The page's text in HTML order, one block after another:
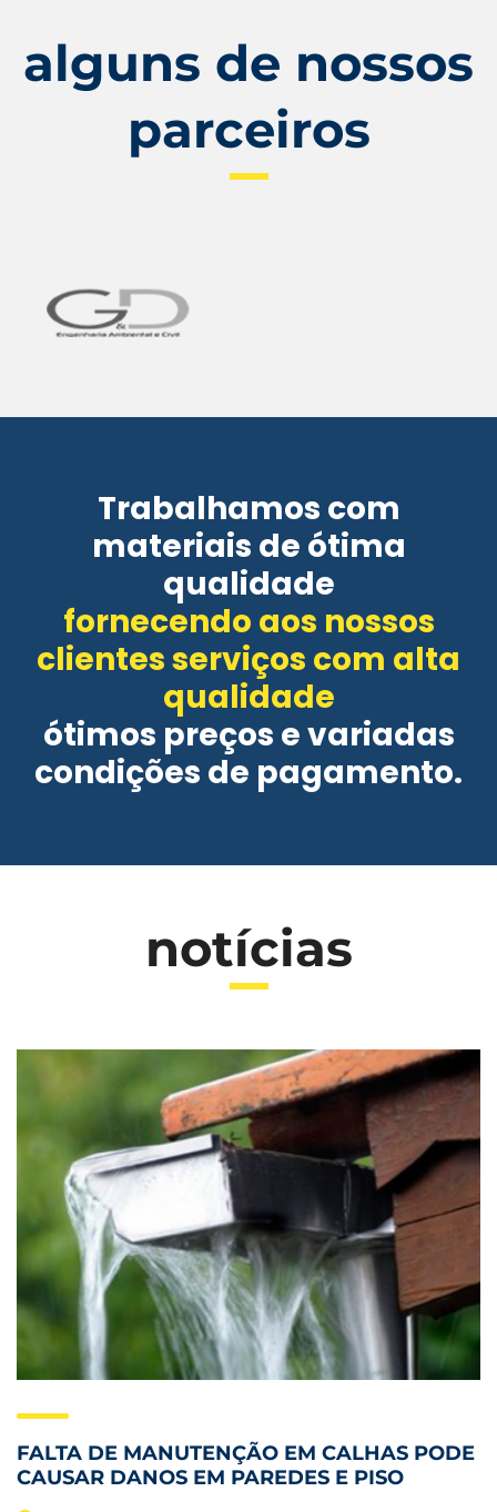
alguns de nossos
parceiros
Trabalhamos com
materiais de ótima
qualidade
fornecendo aos nossos
clientes serviços com alta
qualidade
ótimos preços e variadas
condições de pagamento.
notícias
FALTA DE MANUTENÇÃO EM CALHAS PODE
CAUSAR DANOS EM PAREDES E PISO